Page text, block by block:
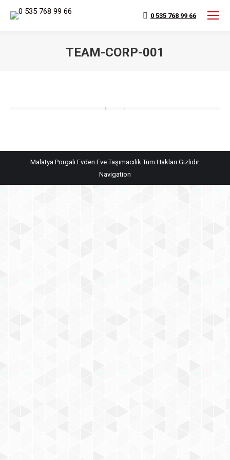
0 535 768 99 66
TEAM-CORP-001
Malatya Porgalı Evden Eve Taşımacılık Tüm Hakları Gizlidir.
Navigation